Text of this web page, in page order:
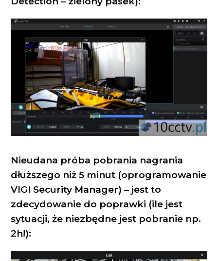
Nieudana próba pobrania nagrania
dłuższego niż 5 minut (oprogramowanie
VIGI Security Manager) – jest to
zdecydowanie do poprawki (ile jest
sytuacji, że niezbędne jest pobranie np.
2h!):